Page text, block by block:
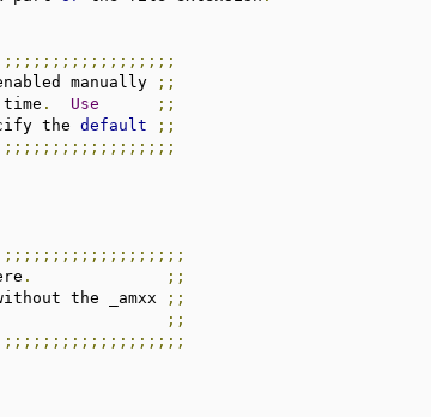
manually
;;
. Use
;;
the default
;;
.
;;
the _amxx
;;
;;